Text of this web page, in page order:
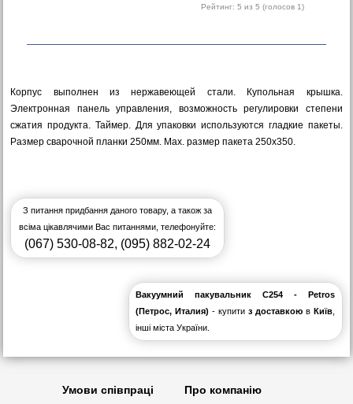
Рейтинг: 5 из 5 (голосов 1)
Корпус выполнен из нержавеющей стали. Купольная крышка.
Электронная панель управления, возможность регулировки степени
сжатия продукта. Таймер. Для упаковки используются гладкие пакеты.
Размер сварочной планки 250мм. Мах. размер пакета 250х350.
З питання придбання даного товару, а також за
всіма цікавлячими Вас питаннями, телефонуйте:
(067) 530-08-82, (095) 882-02-24
Вакуумний пакувальник С254 - Petros
(Петрос, Италия)- купитиз доставкою вКиїв
інші міста України.
Умови співпраці Про компанію